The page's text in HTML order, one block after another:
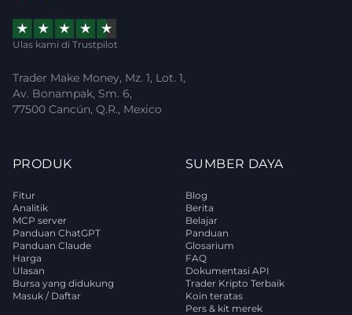
Ulas kami di Trustpilot
Trader Make Money, Mz. 1, Lot. 1,
Av. Bonampak, Sm. 6,
77500 Cancún, Q.R., Mexico
PRODUK
Fitur
Analitik
MCP server
Panduan ChatGPT
Panduan Claude
Harga
Ulasan
Bursa yang didukung
Masuk / Daftar
SUMBER DAYA
Blog
Berita
Belajar
Panduan
Glosarium
FAQ
Dokumentasi API
Trader Kripto Terbaik
Koin teratas
Pers & kit merek